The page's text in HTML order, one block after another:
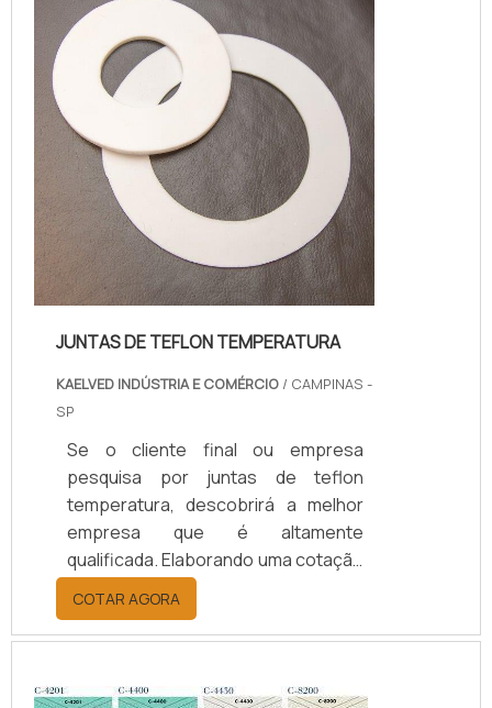
JUNTAS DE TEFLON TEMPERATURA
KAELVED INDÚSTRIA E COMÉRCIO / CAMPINAS -
SP
Se o cliente final ou empresa
pesquisa por juntas de teflon
temperatura, descobrirá a melhor
empresa que é altamente
qualificada. Elaborando uma cotação
por meio da plataforma e
descobrindo a melhor referência do
mercado.Sim, aqui é o lugar certo!
temperatura, com os colaboradores
COTAR AGORA